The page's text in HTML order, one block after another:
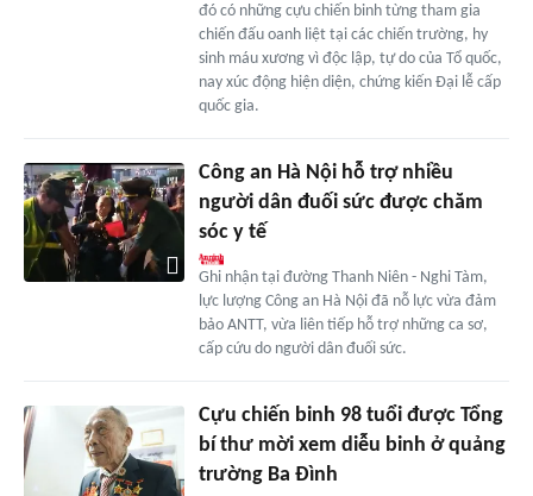
đó có những cựu chiến binh từng tham gia
chiến đấu oanh liệt tại các chiến trường, hy
sinh máu xương vì độc lập, tự do của Tổ quốc,
nay xúc động hiện diện, chứng kiến Đại lễ cấp
quốc gia.
Công an Hà Nội hỗ trợ nhiều
người dân đuối sức được chăm
sóc y tế
Ghi nhận tại đường Thanh Niên - Nghi Tàm,
lực lượng Công an Hà Nội đã nỗ lực vừa đảm
bảo ANTT, vừa liên tiếp hỗ trợ những ca sơ,
cấp cứu do người dân đuối sức.
Cựu chiến binh 98 tuổi được Tổng
bí thư mời xem diễu binh ở quảng
trường Ba Đình